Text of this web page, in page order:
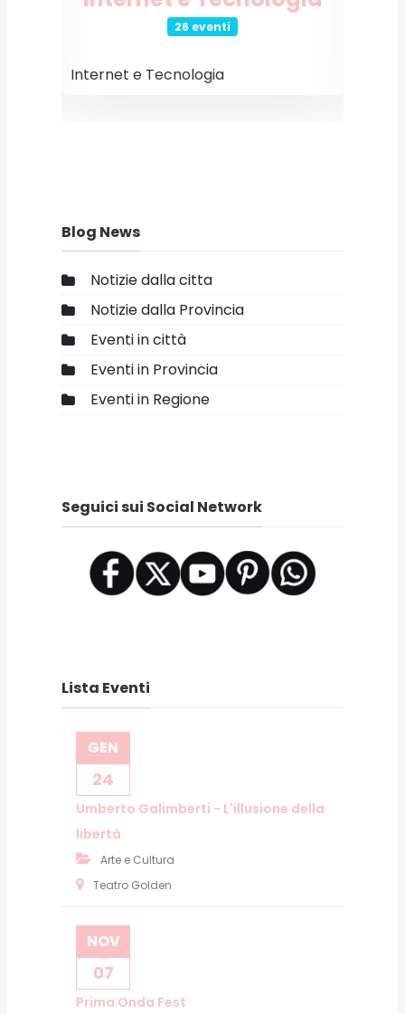
26 eventi
Internet e Tecnologia
Blog News
Notizie dalla citta
Notizie dalla Provincia
Eventi in città
Eventi in Provincia
Eventi in Regione
Seguici sui Social Network
Lista Eventi
GEN
24
Umberto Galimberti - L'illusione della
libertà
Arte e Cultura
Teatro Golden
NOV
07
Prima Onda Fest